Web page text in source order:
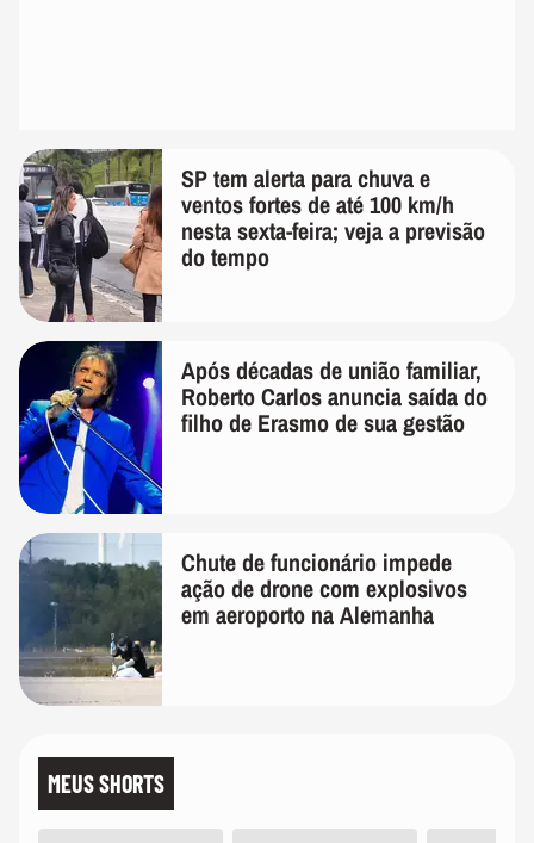
SP tem alerta para chuva e
ventos fortes de até 100 km/h
nesta sexta-feira; veja a previsão
do tempo
Após décadas de união familiar,
Roberto Carlos anuncia saída do
filho de Erasmo de sua gestão
Chute de funcionário impede
ação de drone com explosivos
em aeroporto na Alemanha
MEUS SHORTS